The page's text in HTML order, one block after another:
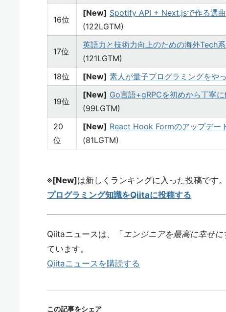
16位
[New] Spotify API + Next.jsで作る選曲
(122LGTM)
17位
英語力と技術力向上のための海外Tech
(121LGTM)
18位
[New] 素人が量子プログラミングをや
19位
[New] Go言語+gRPCを初めから丁寧
(99LGTM)
20
位
[New] React Hook Formのアップデー
(81LGTM)
※[New]は新しくランキングに入った投稿です。
プログラミング知識をQiitaに投稿する
Qiitaニュースは、「 エンジニアを最高に幸せに
ています。
Qiitaニュースを購読する
この記事をシェア